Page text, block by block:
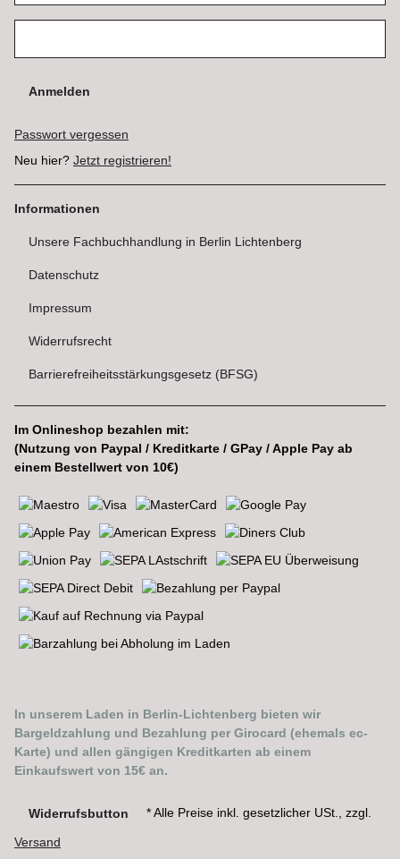
Anmelden
Passwort vergessen
Neu hier? Jetzt registrieren!
Informationen
Unsere Fachbuchhandlung in Berlin Lichtenberg
Datenschutz
Impressum
Widerrufsrecht
Barrierefreiheitsstärkungsgesetz (BFSG)
Im Onlineshop bezahlen mit:
(Nutzung von Paypal / Kreditkarte / GPay / Apple Pay ab
einem Bestellwert von 10€)
In unserem Laden in Berlin-Lichtenberg bieten wir
Bargeldzahlung und Bezahlung per Girocard (ehemals ec-
Karte) und allen gängigen Kreditkarten ab einem
Einkaufswert von 15€ an.
Widerrufsbutton * Alle Preise inkl. gesetzlicher USt., zzgl.
Versand